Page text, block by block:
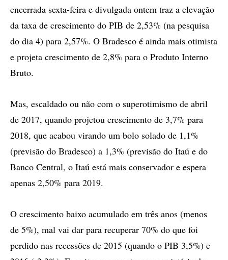
encerrada sexta-feira e divulgada ontem traz a elevação
da taxa de crescimento do PIB de 2,53% (na pesquisa
do dia 4) para 2,57%. O Bradesco é ainda mais otimista
e projeta crescimento de 2,8% para o Produto Interno
Bruto.
Mas, escaldado ou não com o superotimismo de abril
de 2017, quando projetou crescimento de 3,7% para
2018, que acabou virando um bolo solado de 1,1%
(previsão do Bradesco) a 1,3% (previsão do Itaú e do
Banco Central, o Itaú está mais conservador e espera
apenas 2,50% para 2019.
O crescimento baixo acumulado em três anos (menos
de 5%), mal vai dar para recuperar 70% do que foi
perdido nas recessões de 2015 (quando o PIB 3,5%) e